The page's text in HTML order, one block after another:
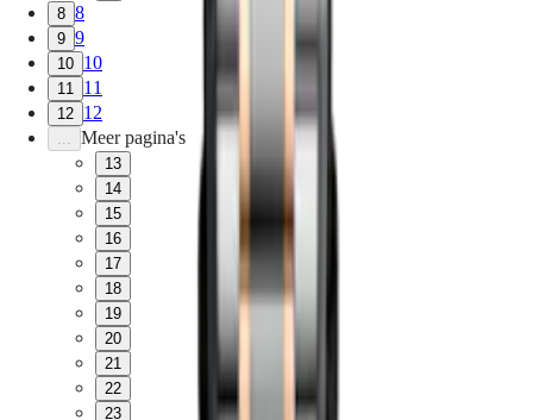
8 8
9 9
10 10
11 11
12 12
... Meer pagina's
13
14
15
16
17
18
19
20
21
22
23